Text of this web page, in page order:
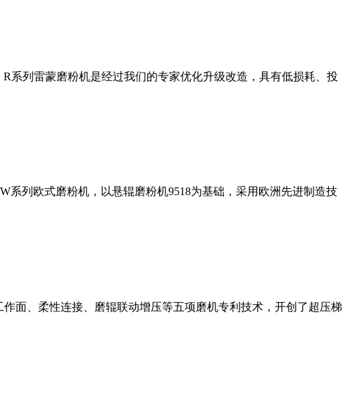
系列雷蒙磨粉机是经过我们的专家优化升级改造，具有低损耗、投
列欧式磨粉机，以悬辊磨粉机9518为基础，采用欧洲先进制造技
面、柔性连接、磨辊联动增压等五项磨机专利技术，开创了超压梯